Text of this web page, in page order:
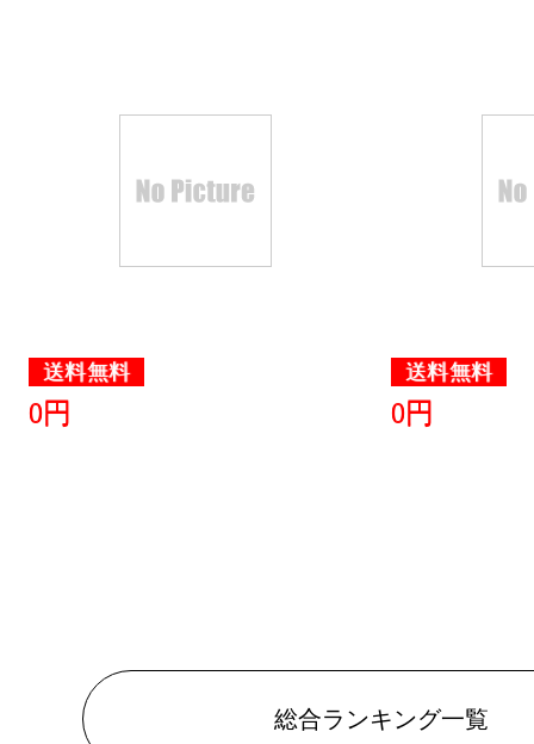
送料無料
0円
送料無料
0円
総合ランキング一覧